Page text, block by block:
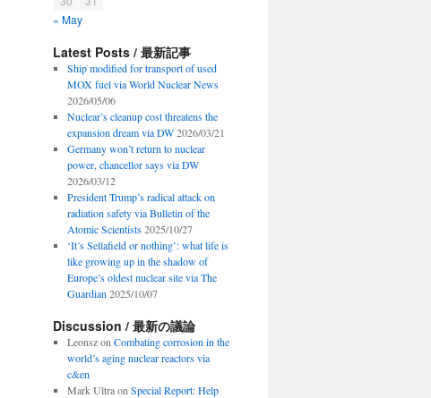
« May
Latest Posts / 最新記事
Ship modified for transport of used
MOX fuel via World Nuclear News
2026/05/06
Nuclear’s cleanup cost threatens the
expansion dream via DW 2026/03/21
Germany won’t return to nuclear
power, chancellor says via DW
2026/03/12
President Trump’s radical attack on
radiation safety via Bulletin of the
Atomic Scientists 2025/10/27
‘It’s Sellafield or nothing’: what life is
like growing up in the shadow of
Europe’s oldest nuclear site via The
Guardian 2025/10/07
Discussion / 最新の議論
Leonszon Combating corrosion in the
world’s aging nuclear reactors via
c&en
Mark Ultraon Special Report: Help